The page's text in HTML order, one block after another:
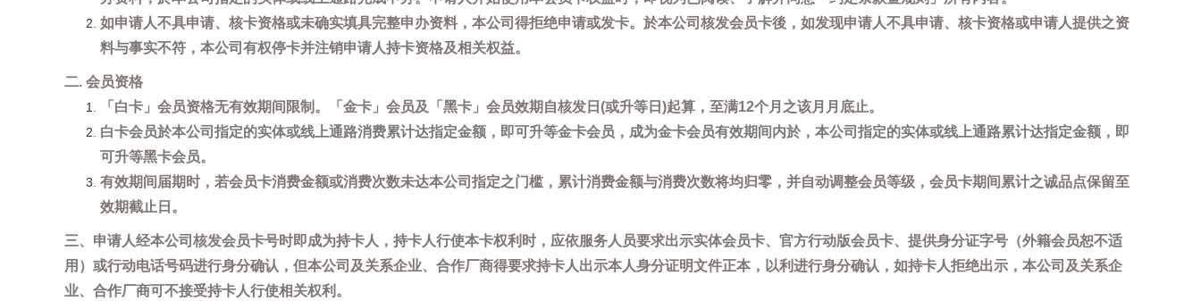
如申请人不具申请、核卡资格或未确实填具完整申办资料，本公司得拒绝申请或发卡。於本公司核发会员卡後，如发现申请人不具申请、核卡资格或申请人提供之资
料与事实不符，本公司有权停卡并注销申请人持卡资格及相关权益。
二. 会员资格
「白卡」会员资格无有效期间限制。「金卡」会员及「黑卡」会员效期自核发日(或升等日)起算，至满12个月之该月月底止。
白卡会员於本公司指定的实体或线上通路消费累计达指定金额，即可升等金卡会员，成为金卡会员有效期间内於，本公司指定的实体或线上通路累计达指定金额，即
可升等黑卡会员。
有效期间届期时，若会员卡消费金额或消费次数未达本公司指定之门槛，累计消费金额与消费次数将均归零，并自动调整会员等级，会员卡期间累计之诚品点保留至
效期截止日。
三、申请人经本公司核发会员卡号时即成为持卡人，持卡人行使本卡权利时，应依服务人员要求出示实体会员卡、官方行动版会员卡、提供身分证字号（外籍会员恕不适
用）或行动电话号码进行身分确认，但本公司及关系企业、合作厂商得要求持卡人出示本人身分证明文件正本，以利进行身分确认，如持卡人拒绝出示，本公司及关系企
业、合作厂商可不接受持卡人行使相关权利。